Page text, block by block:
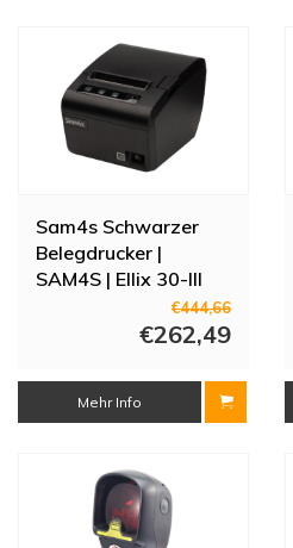
Sam4s Schwarzer
Belegdrucker |
SAM4S | Ellix 30-III
€444,66
€262,49
Mehr Info